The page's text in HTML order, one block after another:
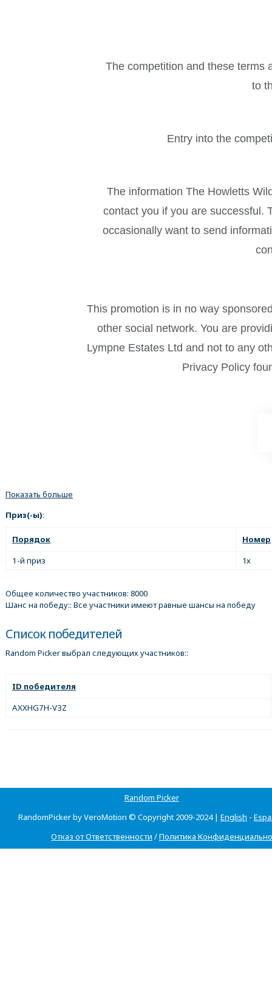
The competition and these terms
to
Entry into the
The information The Howletts
contact you if you are successful.
occasionally want to send
This promotion is in no way
other social network. You are
Lympne Estates Ltd and not to any
Privacy Policy
Показать больше
Приз(-ы):
Порядок
Номер
1-й приз
1x
Общее количество участников: 8000
Шанс на победу:: Все участники имеют равные шансы на победу
Список победителей
Random Picker выбрал следующих участников::
ID победителя
AXXHG7H-V3Z
Random Picker
RandomPicker by VeroMotion © Copyright 2009-2024 | English -
Отказ от Ответственности /Политика